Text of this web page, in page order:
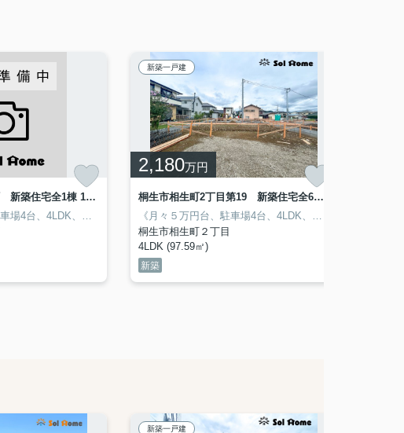
ミ 桐生相生店 約680ｍ/車2分
徒歩14分相生中学校 約1220ｍ/徒歩16分 カスミ 桐生相生店 約680ｍ/車2分
♪ ☆周辺ロケーション☆ 相生小学校 約1050ｍ/徒歩14分相生中学校 約1220ｍ/
の登下校安心♪ ・収納スペースも多く様々な用途にお使いいただけます♪
人気の平屋住宅♪ ・富士見温泉近く‼癒しの環境です♪
件おすすめPOINT☆ ・オール電化住宅♪・収納スペースも多く、様々な用途にお使
伊勢崎市東小保方町 新築住宅全1棟 1号棟
《月々７万円台、駐車場4台、4LDK、あずま南小学校、あずま中学校》
☆物件おすすめPOINT☆
新築一戸建
2,180万円
桐生市相生町2丁目第19 新築住宅全6棟 6号棟
《月々５万円台、駐車場4台、4LDK、相生小学校、相生中学校》
桐生市相生町２丁目
4LDK (97.59㎡)
新築
新築一戸建